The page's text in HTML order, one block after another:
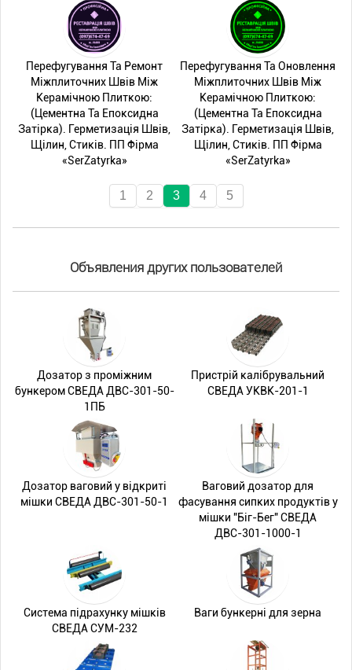
Перефугування Та Ремонт
Міжплиточних Швів Між
Керамічною Плиткою:
(Цементна Та Епоксидна
Затірка). Герметизація Швів,
Щілин, Стиків. ПП Фірма
«SerZatyrka»
Перефугування Та Оновлення
Міжплиточних Швів Між
Керамічною Плиткою:
(Цементна Та Епоксидна
Затірка). Герметизація Швів,
Щілин, Стиків. ПП Фірма
«SerZatyrka»
1 2 3 4 5
Объявления других пользователей
Дозатор з проміжним
бункером СВЕДА ДВС-301-50-
1ПБ
Пристрій калібрувальний
СВЕДА УКВК-201-1
Дозатор ваговий у відкриті
мішки СВЕДА ДВС-301-50-1
Ваговий дозатор для
фасування сипких продуктів у
мішки "Біг-Бег" СВЕДА
ДВС-301-1000-1
Система підрахунку мішків
СВЕДА СУМ-232
Ваги бункерні для зерна